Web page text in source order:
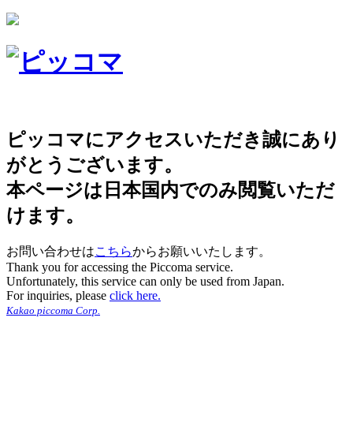
ピッコマにアクセスいただき誠にあり
がとうございます。
本ページは日本国内でのみ閲覧いただ
けます。
お問い合わせはこちらからお願いいたします。
Thank you for accessing the Piccoma service.
Unfortunately, this service can only be used from Japan.
For inquiries, please click here.
Kakao piccoma Corp.